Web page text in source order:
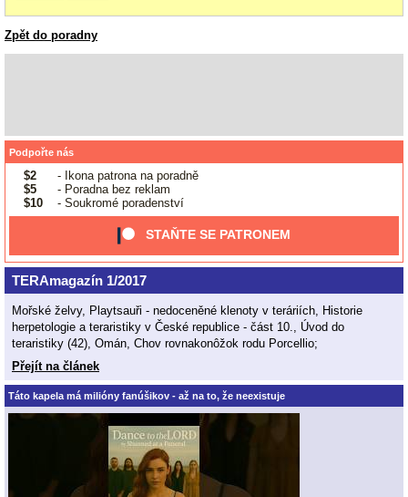
Zpět do poradny
Podpořte nás
$2
- Ikona patrona na poradně
$5
- Poradna bez reklam
$10
- Soukromé poradenství
STAŇTE SE PATRONEM
TERAmagazín 1/2017
Mořské želvy, Playtsauři - nedoceněné klenoty v teráriích, Historie
herpetologie a teraristiky v České republice - část 10., Úvod do
teraristiky (42), Omán, Chov rovnakonôžok rodu Porcellio;
Přejít na článek
Táto kapela má milióny fanúšikov - až na to, že neexistuje